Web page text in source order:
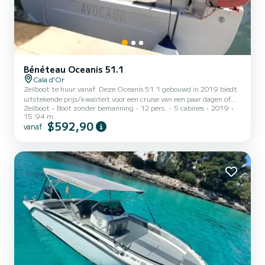
Bénéteau Oceanis 51.1
Cala d'Or
Zeilboot te huur vanaf. Deze Oceanis 51.1 gebouwd in 2019 biedt
uitstekende prijs/kwaliteit voor een cruise van een paar dagen of
een paar weken. De zeilboot is 16 meter lang en heeft een
vermogen van 110 pk. De 5 hutten bieden plaats aan 13 personen
tijdens het varen. Deze Oceanis 51.1 is uitgerust met 3 toiletten
stuurautomaat, boegschroef, externe luidsprekers, US...
Zeilboot Boot zonder bemanning 12 pers. 5 cabines
2019
15.94 m
vanaf $592,90